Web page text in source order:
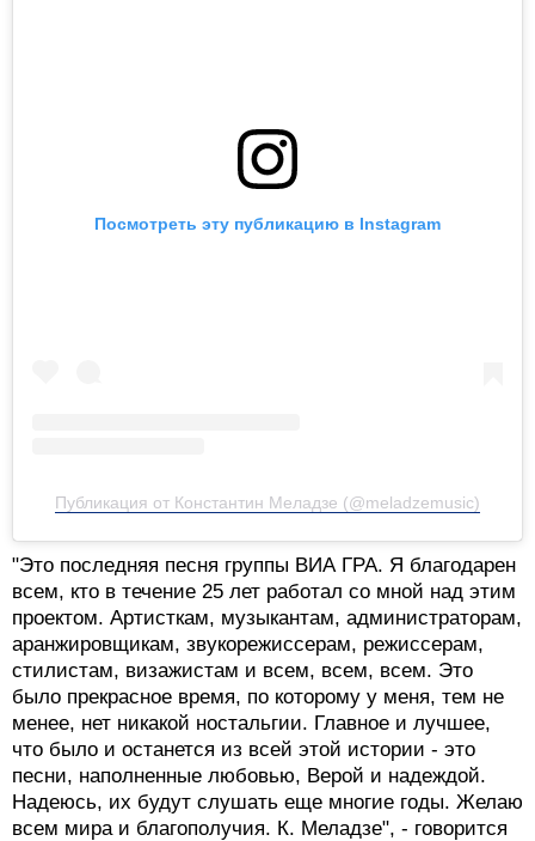
Посмотреть эту публикацию в Instagram
Публикация от Константин Меладзе (@meladzemusic)
"Это последняя песня группы ВИА ГРА. Я благодарен
всем, кто в течение 25 лет работал со мной над этим
проектом. Артисткам, музыкантам, администраторам,
аранжировщикам, звукорежиссерам, режиссерам,
стилистам, визажистам и всем, всем, всем. Это
было прекрасное время, по которому у меня, тем не
менее, нет никакой ностальгии. Главное и лучшее,
что было и останется из всей этой истории - это
песни, наполненные любовью, Верой и надеждой.
Надеюсь, их будут слушать еще многие годы. Желаю
всем мира и благополучия. К. Меладзе", - говорится